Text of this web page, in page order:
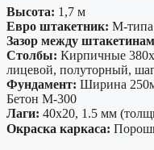
Высота: 1,7 м
Евро штакетник: М-типа
Зазор между
Столбы: Кирпичные
лицевой, полуторный,
Фундамент: Ширина
Бетон М-300
Лаги: 40х20, 1.5 мм
Окраска каркаса: